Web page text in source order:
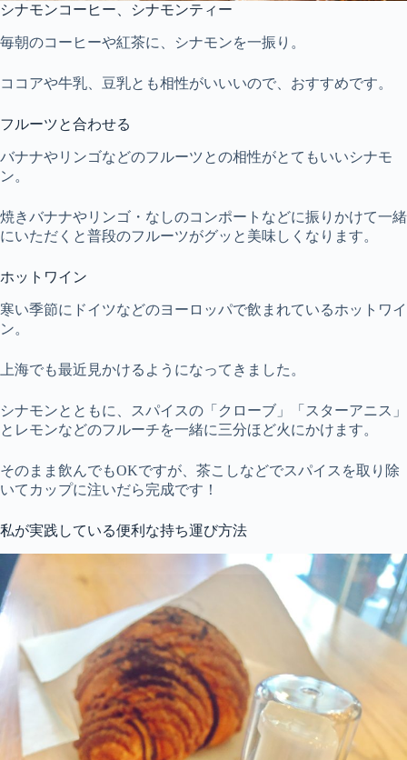
シナモンコーヒー、シナモンティー
毎朝のコーヒーや紅茶に、シナモンを一振り。
ココアや牛乳、豆乳とも相性がいいいので、おすすめです。
フルーツと合わせる
バナナやリンゴなどのフルーツとの相性がとてもいいシナモ
ン。
焼きバナナやリンゴ・なしのコンポートなどに振りかけて一緒
にいただくと普段のフルーツがグッと美味しくなります。
ホットワイン
寒い季節にドイツなどのヨーロッパで飲まれているホットワイ
ン。
上海でも最近見かけるようになってきました。
シナモンとともに、スパイスの「クローブ」「スターアニス」
とレモンなどのフルーチを一緒に三分ほど火にかけます。
そのまま飲んでもOKですが、茶こしなどでスパイスを取り除
いてカップに注いだら完成です！
私が実践している便利な持ち運び方法